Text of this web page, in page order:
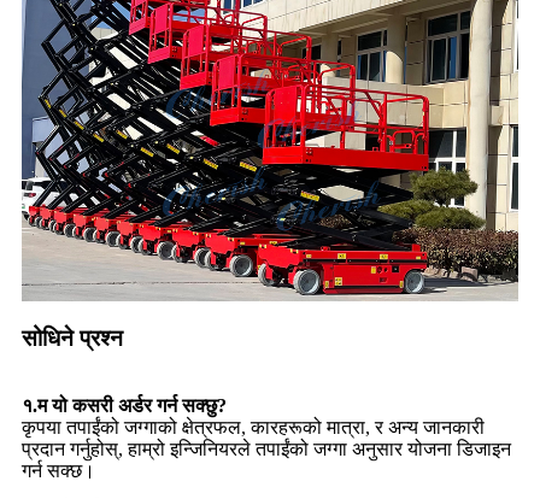
सोधिने प्रश्न
१.म यो कसरी अर्डर गर्न सक्छु?
कृपया तपाईंको जग्गाको क्षेत्रफल, कारहरूको मात्रा, र अन्य जानकारी
प्रदान गर्नुहोस्, हाम्रो इन्जिनियरले तपाईंको जग्गा अनुसार योजना डिजाइन
गर्न सक्छ।